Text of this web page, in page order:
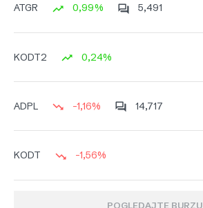
ATGR 0,99% 5,491
KODT2 0,24%
ADPL -1,16% 14,717
KODT -1,56%
POGLEDAJTE BURZU